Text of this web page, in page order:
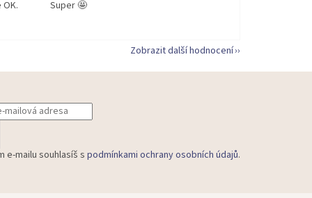
Super 🤩
Zobrazit další hodnocení
e-mailu souhlasíš s podmínkami ochrany osobních údajů.